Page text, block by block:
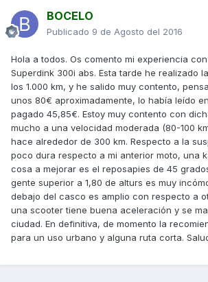
BOCELO
Publicado 9 de Agosto del 2016
Hola a todos. Os comento mi experiencia
Superdink 300i abs. Esta tarde he realizado
los 1.000 km, y he salido muy contento,
unos 80€ aproximadamente, lo había leído
pagado 45,85€. Estoy muy contento con
mucho a una velocidad moderada (80-100
hace alrededor de 300 km. Respecto a la
poco dura respecto a mi anterior moto, una
cosa a mejorar es el reposapies de 45
gente superior a 1,80 de alturs es muy
debajo del casco es amplio con respecto a
una scooter tiene buena aceleración y se
ciudad. En definitiva, de momento la
para un uso urbano y alguna ruta corta.